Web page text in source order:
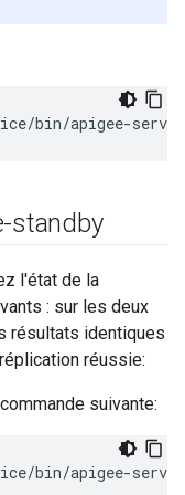
bin/apigee-
standby
l'état de la
: sur les deux
résultats identiques
réussie:
suivante:
bin/apigee-